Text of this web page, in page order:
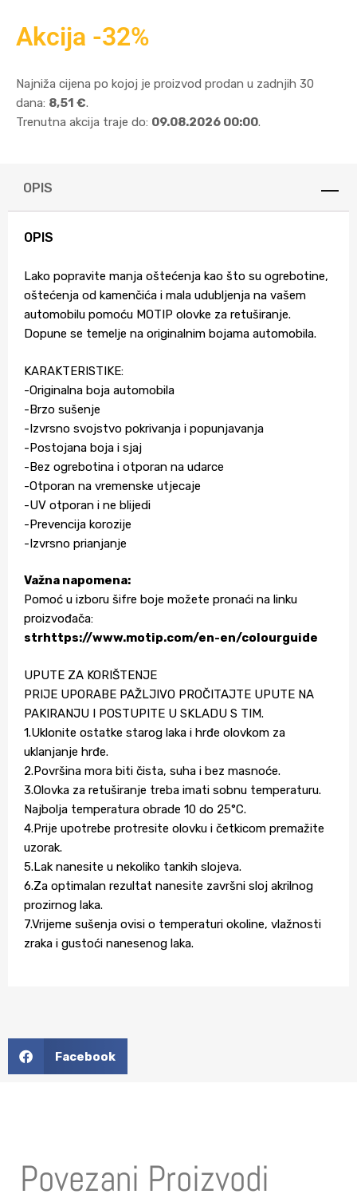
Akcija -32%
Najniža cijena po kojoj je proizvod prodan u zadnjih 30
dana: 8,51 €.
Trenutna akcija traje do: 09.08.2026 00:00.
OPIS
OPIS
Lako popravite manja oštećenja kao što su ogrebotine,
oštećenja od kamenčića i mala udubljenja na vašem
automobilu pomoću MOTIP olovke za retuširanje.
Dopune se temelje na originalnim bojama automobila.
KARAKTERISTIKE:
-Originalna boja automobila
-Brzo sušenje
-Izvrsno svojstvo pokrivanja i popunjavanja
-Postojana boja i sjaj
-Bez ogrebotina i otporan na udarce
-Otporan na vremenske utjecaje
-UV otporan i ne blijedi
-Prevencija korozije
-Izvrsno prianjanje
Važna napomena:
Pomoć u izboru šifre boje možete pronaći na linku
proizvođača:
strhttps://www.motip.com/en-en/colourguide
UPUTE ZA KORIŠTENJE
PRIJE UPORABE PAŽLJIVO PROČITAJTE UPUTE NA
PAKIRANJU I POSTUPITE U SKLADU S TIM.
1.Uklonite ostatke starog laka i hrđe olovkom za
uklanjanje hrđe.
2.Površina mora biti čista, suha i bez masnoće.
3.Olovka za retuširanje treba imati sobnu temperaturu.
Najbolja temperatura obrade 10 do 25°C.
4.Prije upotrebe protresite olovku i četkicom premažite
uzorak.
5.Lak nanesite u nekoliko tankih slojeva.
6.Za optimalan rezultat nanesite završni sloj akrilnog
prozirnog laka.
7.Vrijeme sušenja ovisi o temperaturi okoline, vlažnosti
zraka i gustoći nanesenog laka.
Facebook
Povezani Proizvodi